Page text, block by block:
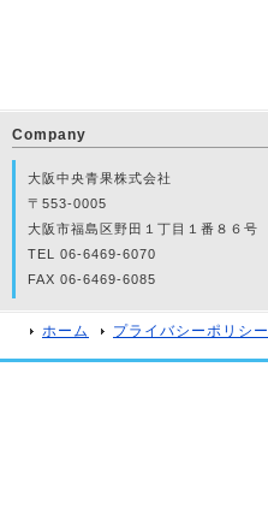
Company
大阪中央青果株式会社
〒553-0005
大阪市福島区野田１丁目１番８６号
TEL 06-6469-6070
FAX 06-6469-6085
ホーム プライバシーポリシー